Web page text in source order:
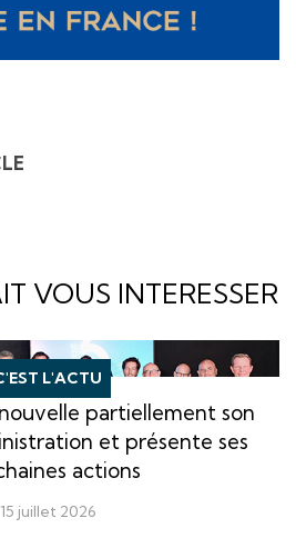
VOUS INTERESSER
L'ACTU
partiellement son
et présente ses
actions
15 juillet 2026